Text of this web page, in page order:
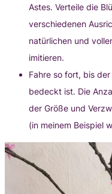
Astes. Verteile die
verschiedenen
natürlichen und
imitieren.
Fahre so fort, bis
bedeckt ist. Die
der Größe und
(in meinem Beispiel